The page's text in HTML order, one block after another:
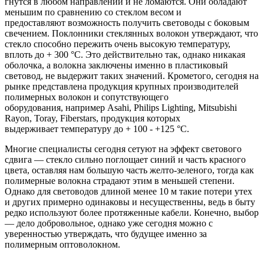
меньшим по сравнению со стеклом весом и
предоставляют возможность получить световоды с боковым
свечением. Поклонники стеклянных волокон утверждают, что
стекло способно пережить очень высокую температуру,
вплоть до + 300 °С. Это действительно так, однако никакая
оболочка, а волокна заключены именно в пластиковый
световод, не выдержит таких значений. Крометого, сегодня на
рынке представлена продукция крупных производителей
полимерных волокон и сопутствующего
оборудования, например Asahi, Philips Lighting, Mitsubishi
Rayon, Toray, Fiberstars, продукция которых
выдерживает температуру до + 100 - +125 °С.
Многие специалисты сегодня сетуют на эффект светового
сдвига — стекло сильно поглощает синий и часть красного
цвета, оставляя нам большую часть желто-зеленого, тогда как
полимерные волокна страдают этим в меньшей степени.
Однако для световодов длиной менее 10 м такие потери утех
и других примерно одинаковы и несущественны, ведь в быту
редко используют более протяженные кабели. Конечно, выбор
— дело добровольное, однако уже сегодня можно с
уверенностью утверждать, что будущее именно за
полимерным оптоволокном.